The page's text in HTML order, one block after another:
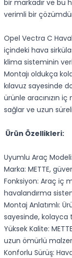
bir markadır ve bu
verimli bir
Opel Vectra C
içindeki hava
klima sisteminin
Montajı oldukça
kılavuz sayesinde
ürünle aracınızın
sağlar ve uzun
Ürün Özellikleri:
Uyumlu Araç
Marka: METTE,
Fonksiyon: Araç iç
havalandırma
Montaj Anlatımlı:
sayesinde, kolayca
Yüksek Kalite:
uzun ömürlü
Konforlu Sürüş: